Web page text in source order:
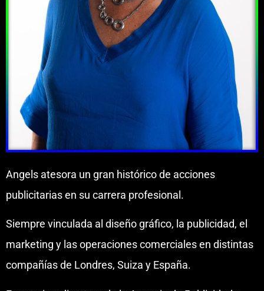
Angels atesora un gran histórico de acciones
publicitarias en su carrera profesional.
Siempre vinculada al diseño gráfico, la publicidad, el
marketing y las operaciones comerciales en distintas
compañías de Londres, Suiza y España.